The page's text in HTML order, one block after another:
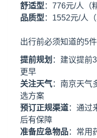
舒适型 ：776元/人（
品质型 ：1552元/人
出行前必须知道的5
提前规划 ：建议提前
更早
关注天气：南京天气
选方案
预订正规渠道：通过
后有保障
准备应急物品：常用